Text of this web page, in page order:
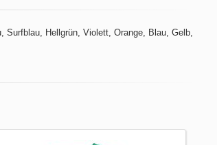
Hellgrün, Violett, Orange, Blau, Gelb,